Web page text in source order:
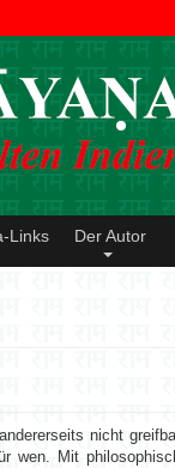
Links Der Autor
nicht
Mit